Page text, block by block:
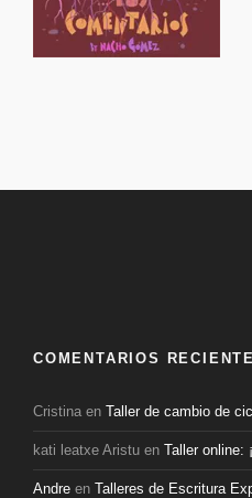
COMENTARIOS
Cristina en Taller de cambio de
kati leatxe Aristu en Taller online:
Andre en Talleres de Escritura